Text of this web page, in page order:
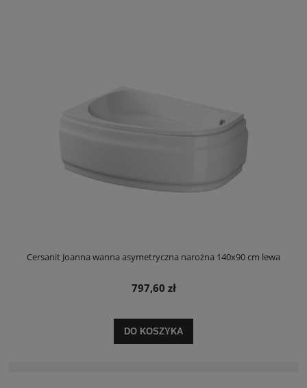
Cersanit Joanna wanna asymetryczna narożna 140x90 cm lewa
797,60 zł
DO KOSZYKA